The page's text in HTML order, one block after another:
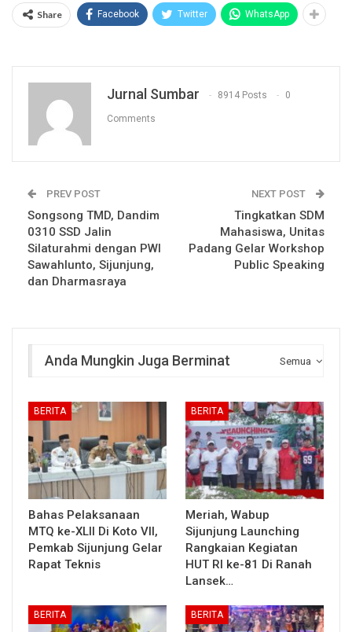
Share Facebook Twitter WhatsApp
Jurnal Sumbar 8914 Posts 0
Comments
PREV POST
Songsong TMD, Dandim
0310 SSD Jalin
Silaturahmi dengan PWI
Sawahlunto, Sijunjung,
dan Dharmasraya
NEXT POST
Tingkatkan SDM
Mahasiswa, Unitas
Padang Gelar Workshop
Public Speaking
Semua
Anda Mungkin Juga Berminat
BERITA
Bahas Pelaksanaan
MTQ ke-XLII Di Koto VII,
Pemkab Sijunjung Gelar
Rapat Teknis
BERITA
Meriah, Wabup
Sijunjung Launching
Rangkaian Kegiatan
HUT RI ke-81 Di Ranah
Lansek…
BERITA BERITA